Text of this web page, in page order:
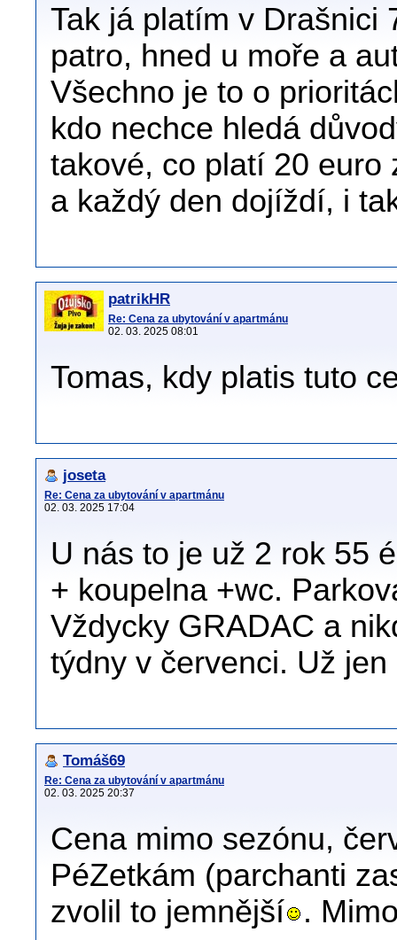
Tak já platím v Drašnici
patro, hned u moře a
Všechno je to o
kdo nechce hledá
takové, co platí 20 euro
a každý den dojíždí, i
patrikHR
Re: Cena za ubytování v apartmánu
02. 03. 2025 08:01
Tomas, kdy platis tuto
joseta
Re: Cena za ubytování v apartmánu
02. 03. 2025 17:04
U nás to je už 2 rok 55
+ koupelna +wc.
Vždycky GRADAC a
týdny v červenci. Už
Tomáš69
Re: Cena za ubytování v apartmánu
02. 03. 2025 20:37
Cena mimo sezónu,
PéZetkám (parchanti
zvolil to jemnější .